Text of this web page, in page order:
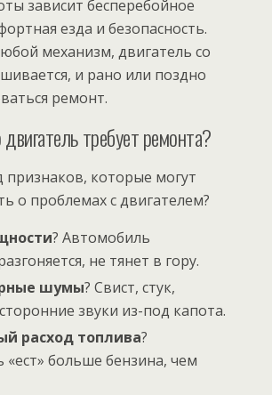
зависит бесперебойное
езда и безопасность.
механизм, двигатель со
и рано или поздно
ремонт.
требует ремонта?
признаков, которые могут
о проблемах с двигателем?
? Автомобиль
не тянет в гору.
шумы? Свист, стук,
звуки из-под капота.
расход топлива?
больше бензина, чем